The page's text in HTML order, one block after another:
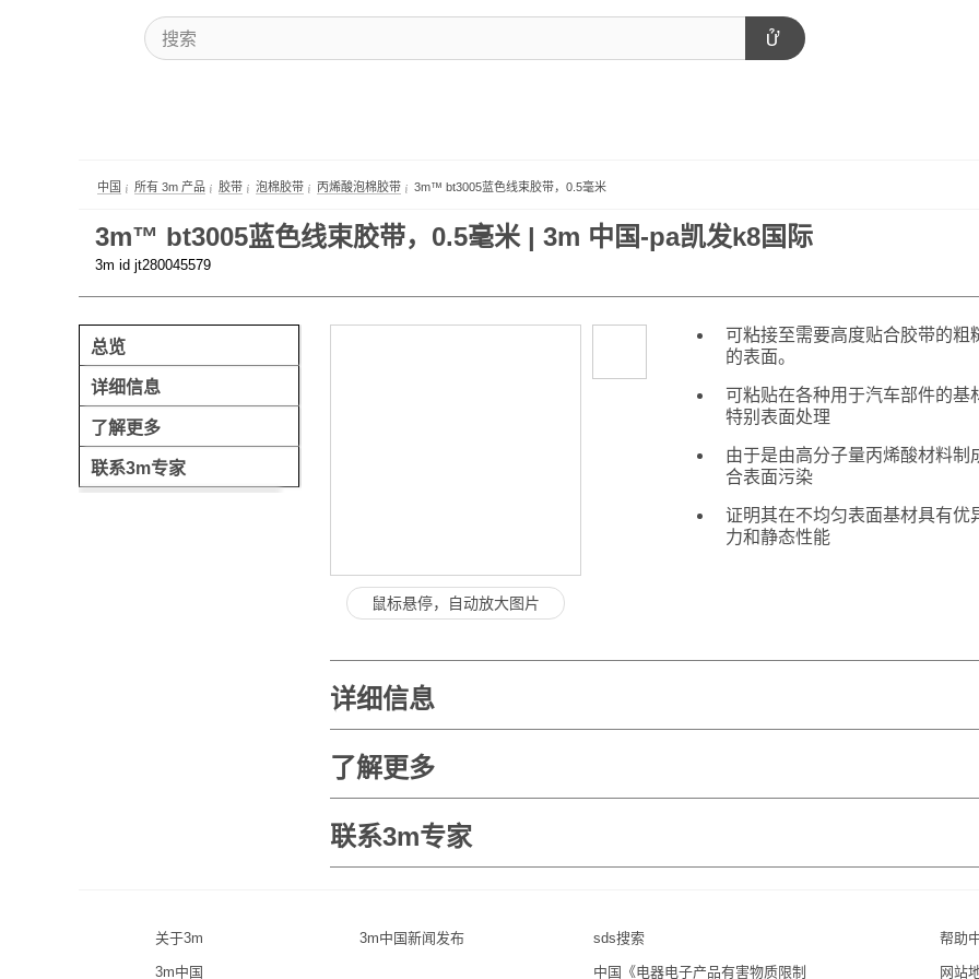
中国 所有 3m 产品 胶带 泡棉胶带 丙烯酸泡棉胶带 3m™ bt3005蓝色线束胶带，0.5毫米
3m™ bt3005蓝色线束胶带，0.5毫米 | 3m 中国-pa凯发k8国际
3m id jt280045579
总览
详细信息
了解更多
联系3m专家
鼠标悬停，自动放大图片
可粘接至需要高度贴合胶带的粗
的表面。
可粘贴在各种用于汽车部件的基
特别表面处理
由于是由高分子量丙烯酸材料制
合表面污染
证明其在不均匀表面基材具有优
力和静态性能
详细信息
了解更多
联系3m专家
关于3m
3m中国
3m中国新闻发布 sds搜索
中国《电器电子产品有害物质限制
帮助
网站